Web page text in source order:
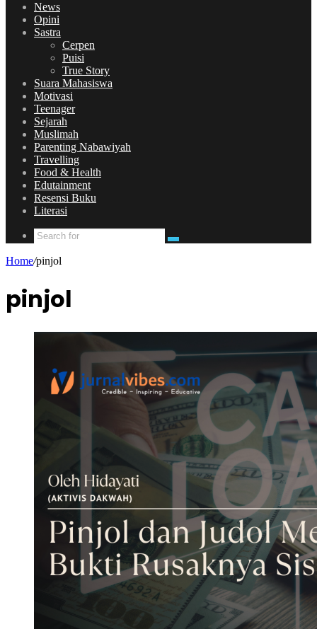
News
Opini
Sastra
Cerpen
Puisi
True Story
Suara Mahasiswa
Motivasi
Teenager
Sejarah
Muslimah
Parenting Nabawiyah
Travelling
Food & Health
Edutainment
Resensi Buku
Literasi
Search
Home/pinjol
pinjol